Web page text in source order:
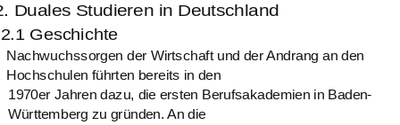
Duales Studieren in Deutschland
2.1 Geschichte
Nachwuchssorgen der Wirtschaft und der Andrang an den
Hochschulen führten bereits in den
1970er Jahren dazu, die ersten Berufsakademien in Baden-
Württemberg zu gründen. An die